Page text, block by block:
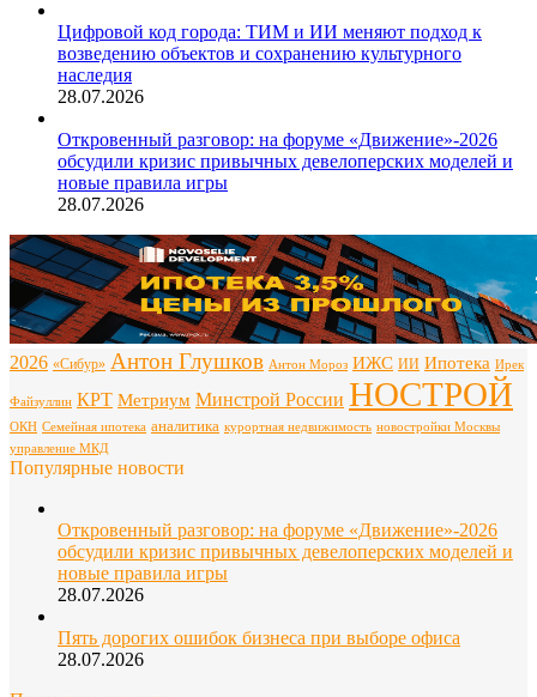
Цифровой код города: ТИМ и ИИ меняют подход к
возведению объектов и сохранению культурного
наследия
28.07.2026
Откровенный разговор: на форуме «Движение»-2026
обсудили кризис привычных девелоперских моделей и
новые правила игры
28.07.2026
2026 «Сибур» Антон Глушков Антон Мороз ИЖС ИИ Ипотека Ирек
Файзуллин КРТ Метриум Минстрой России НОСТРОЙ
ОКН Семейная ипотека аналитика курортная недвижимость новостройки Москвы
управление МКД
Популярные новости
Откровенный разговор: на форуме «Движение»-2026
обсудили кризис привычных девелоперских моделей и
новые правила игры
28.07.2026
Пять дорогих ошибок бизнеса при выборе офиса
28.07.2026